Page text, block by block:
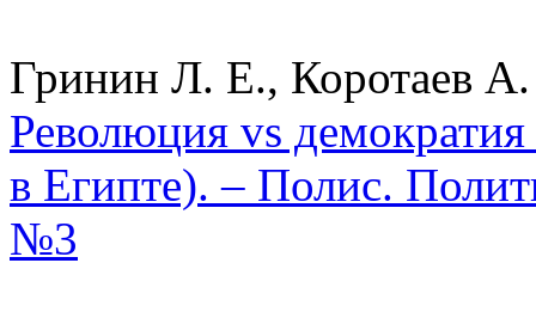
Гринин Л. Е., Коротаев
Революция vs
в Египте). – Полис.
№3